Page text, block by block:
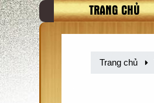
TRANG CHỦ
Trang chủ